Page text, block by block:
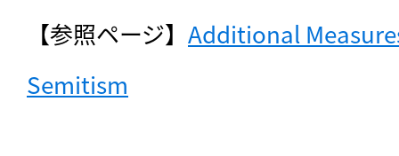
【参照ページ】 Additional
Semitism